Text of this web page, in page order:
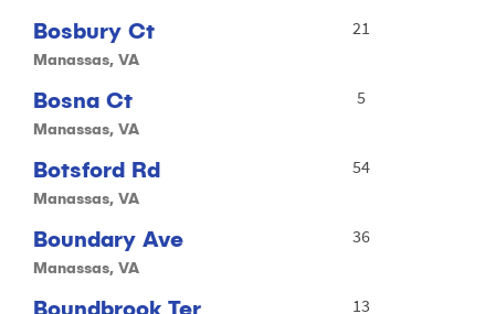
Bosbury Ct
Manassas, VA
21
Bosna Ct
Manassas, VA
5
Botsford Rd
Manassas, VA
54
Boundary Ave
Manassas, VA
36
Boundbrook Ter 13